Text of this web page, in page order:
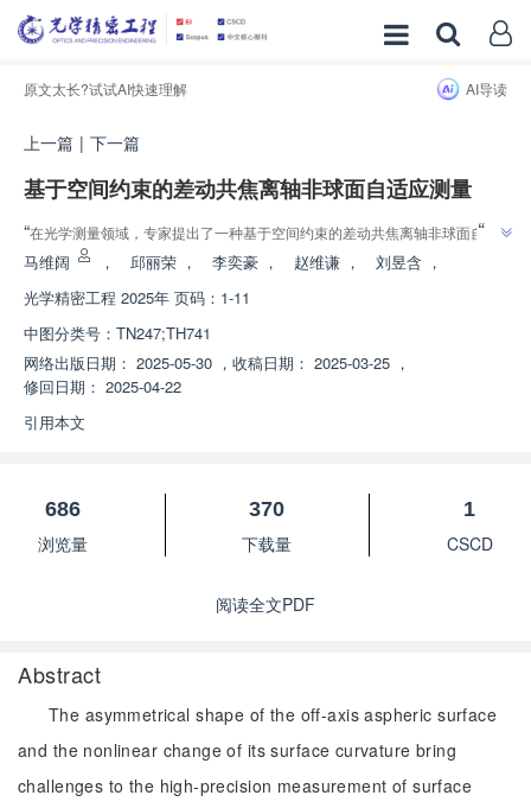
原文太长?试试AI快速理解 AI导读
上一篇 | 下一篇
基于空间约束的差动共焦离轴非球面自适应测量
“在光学测量领域，专家提出了一种基于空间约束的差动共焦离轴非球面自适
应测量方法，实现了无初始位姿依赖、曲率变化自适应、高精度测量，为离轴
”
马维阔 ， 邱丽荣 ， 李奕豪 ， 赵维谦 ， 刘昱含 ，
光学精密工程 2025年 页码：1-11
中图分类号： TN247;TH741
网络出版日期： 2025-05-30 ， 收稿日期： 2025-03-25 ，
修回日期： 2025-04-22
引用本文
686
浏览量
370
下载量
1
CSCD
阅读全文PDF
Abstract
The asymmetrical shape of the off-axis aspheric surface
and the nonlinear change of its surface curvature bring
challenges to the high-precision measurement of surface